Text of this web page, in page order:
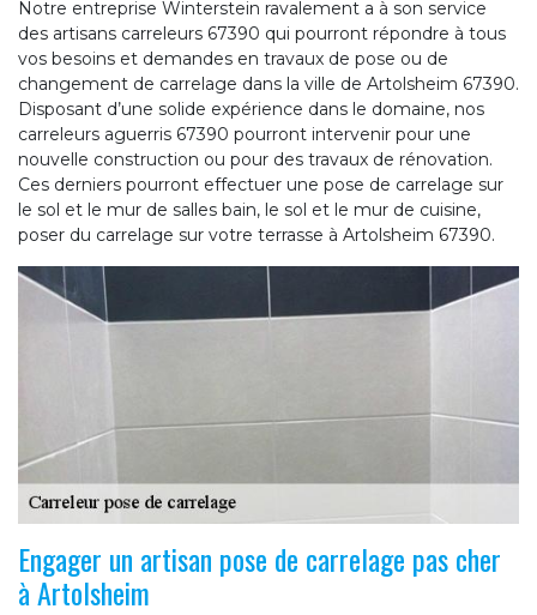
Notre entreprise Winterstein ravalement a à son service
des artisans carreleurs 67390 qui pourront répondre à tous
vos besoins et demandes en travaux de pose ou de
changement de carrelage dans la ville de Artolsheim 67390.
Disposant d’une solide expérience dans le domaine, nos
carreleurs aguerris 67390 pourront intervenir pour une
nouvelle construction ou pour des travaux de rénovation.
Ces derniers pourront effectuer une pose de carrelage sur
le sol et le mur de salles bain, le sol et le mur de cuisine,
poser du carrelage sur votre terrasse à Artolsheim 67390.
Engager un artisan pose de carrelage pas cher
à Artolsheim